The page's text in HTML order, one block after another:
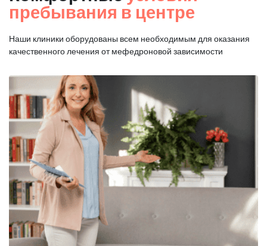
пребывания в центре
Наши клиники оборудованы всем необходимым для оказания
качественного лечения от мефедроновой зависимости